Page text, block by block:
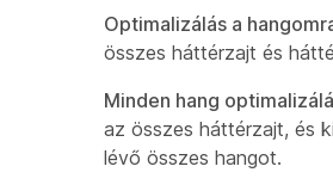
Optimalizálás a
összes háttérzajt és
Minden hang
az összes háttérzajt, és
lévő összes hangot.